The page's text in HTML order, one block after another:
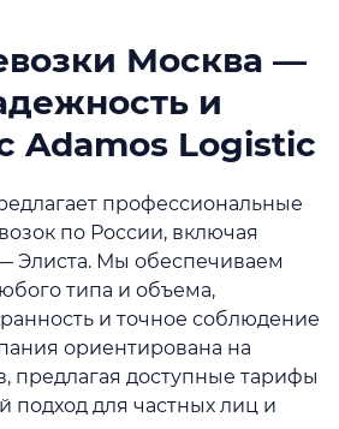
Москва —
и
Adamos Logistic
профессиональные
по России, включая
Элиста. Мы обеспечиваем
типа и объема,
и точное соблюдение
ориентирована на
предлагая доступные тарифы
подход для частных лиц и